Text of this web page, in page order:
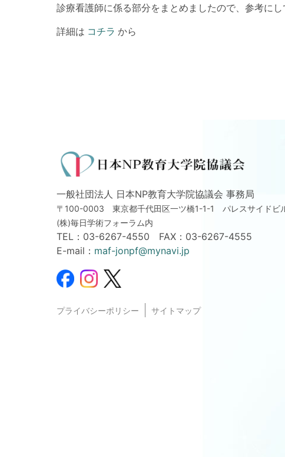
診療看護師に係る部分をまとめましたので、参考にし
詳細は コチラ から
一般社団法人 日本NP教育大学院協議会 事務局
〒100-0003 東京都千代田区一ツ橋1-1-1 パレスサイドビ
(株)毎日学術フォーラム内
TEL： 03-6267-4550 FAX：03-6267-4555
E-mail： maf-jonpf@mynavi.jp
プライバシーポリシー サイトマップ